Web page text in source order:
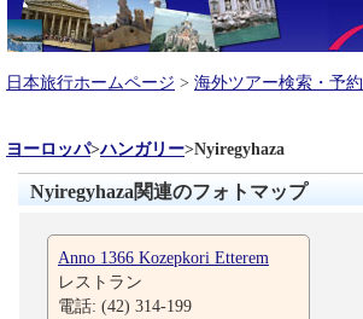
日本旅行ホームページ > 海外ツアー検索・予約
ヨーロッパ>ハンガリー>Nyiregyhaza
Nyiregyhaza関連のフォトマップ
Anno 1366 Kozepkori Etterem
レストラン
電話: (42) 314-199